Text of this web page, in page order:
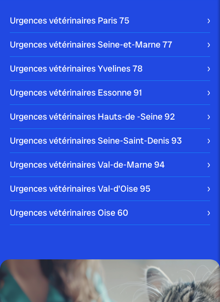
Urgences vétérinaires Paris75
Urgences vétérinaires Seine-et-Marne77
Urgences vétérinaires Yvelines78
Urgences vétérinaires Essonne91
Urgences vétérinaires Hauts-de -Seine92
Urgences vétérinaires Seine-Saint-Denis93
Urgences vétérinaires Val-de-Marne94
Urgences vétérinaires Val-d'Oise95
Urgences vétérinaires Oise60